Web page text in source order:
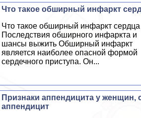
Что такое обширный инфаркт
Что такое обширный инфаркт сердца
Последствия обширного инфаркта и
шансы выжить Обширный инфаркт
является наиболее опасной формой
сердечного приступа. Он...
Признаки аппендицита у
аппендицит